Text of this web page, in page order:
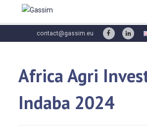
contact@gassim.eu
Africa Agri
Indaba 2024